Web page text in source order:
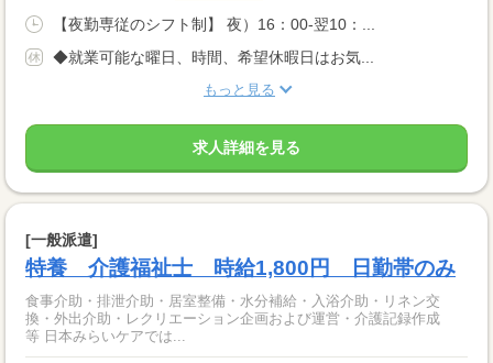
【夜勤専従のシフト制】 夜）16：00-翌10：...
◆就業可能な曜日、時間、希望休暇日はお気...
もっと見る
求人詳細を見る
[一般派遣]
特養 介護福祉士 時給1,800円 日勤帯のみ
食事介助・排泄介助・居室整備・水分補給・入浴介助・リネン交
換・外出介助・レクリエーション企画および運営・介護記録作成
等 日本みらいケアでは...